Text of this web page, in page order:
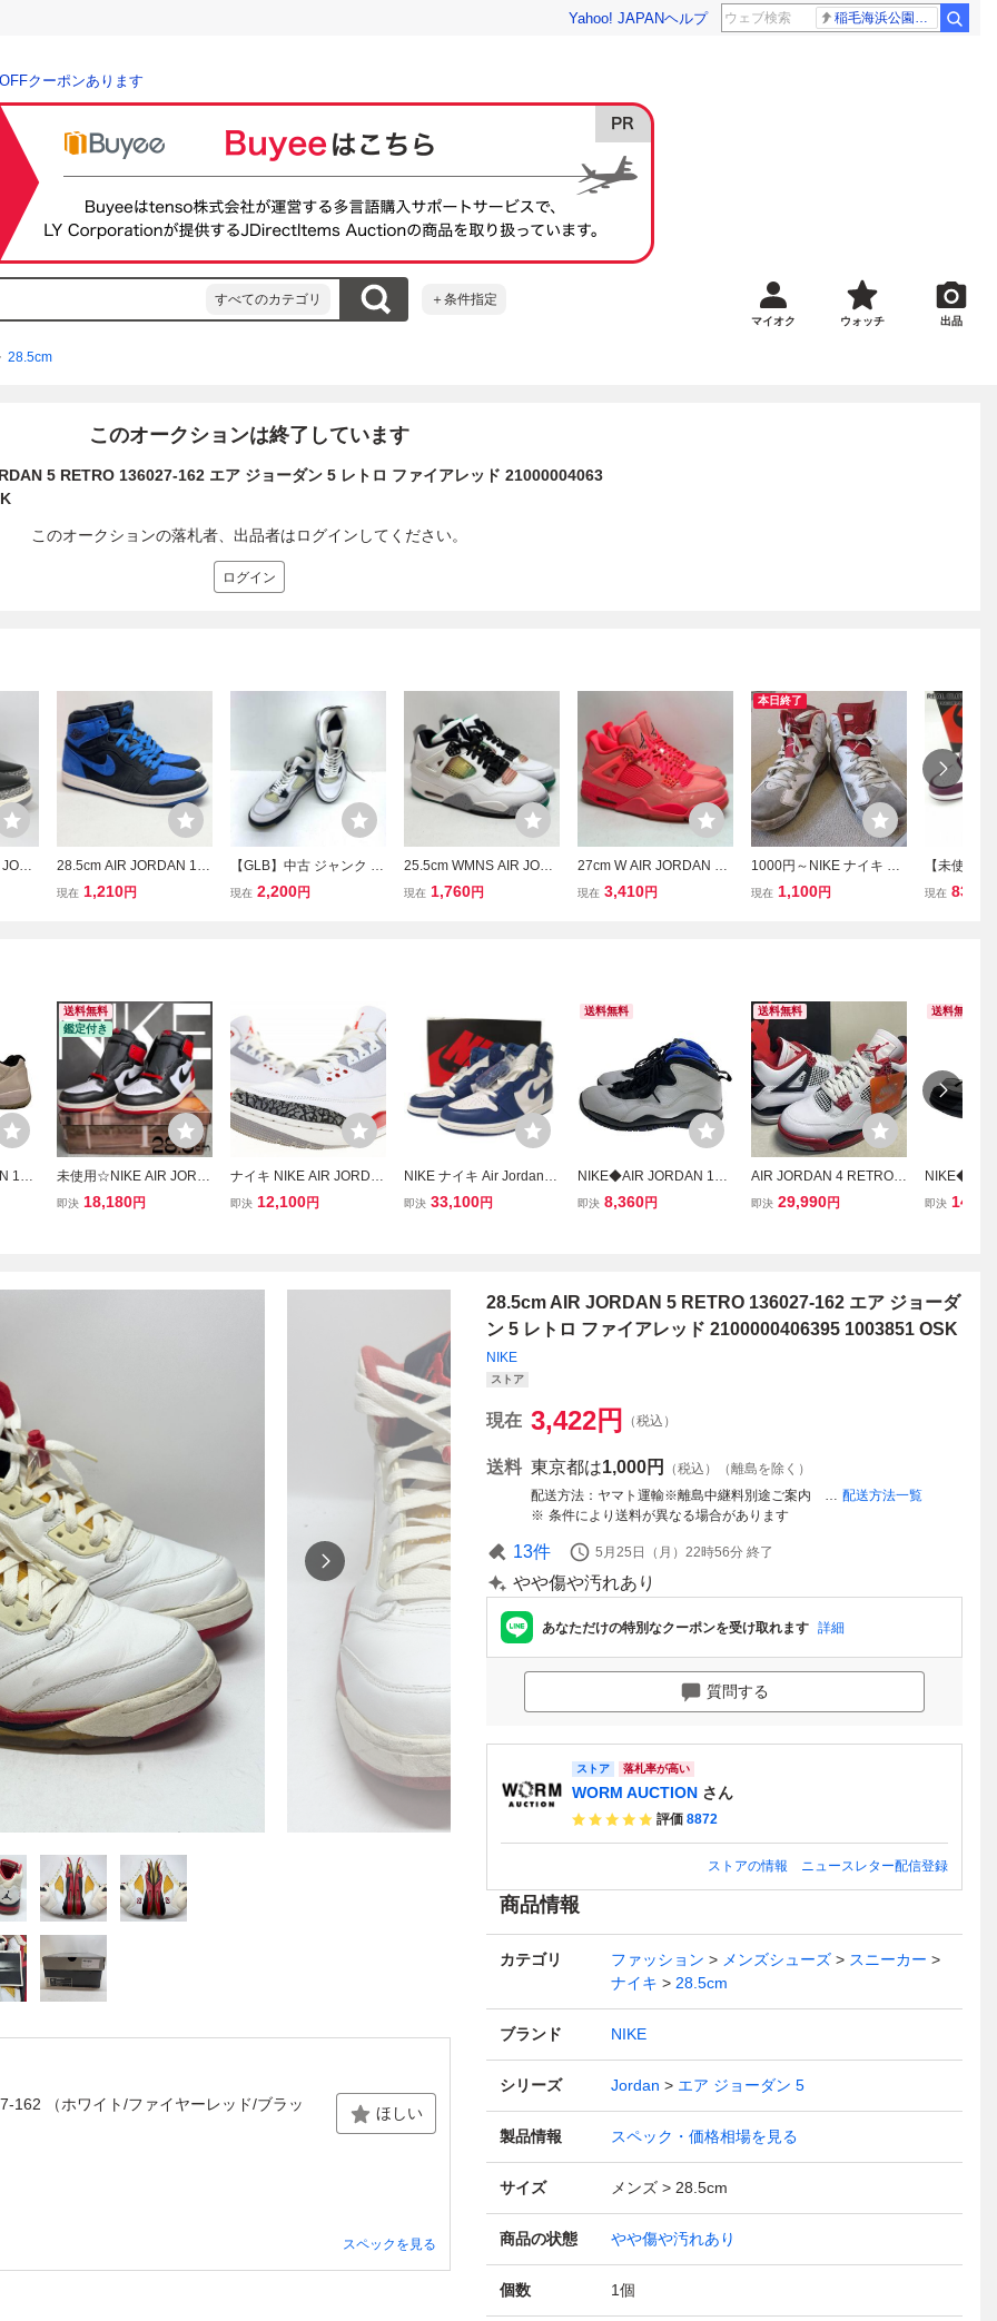
Yahoo! JAPANヘルプ 稲毛海浜公園プール
クーポンあります
すべてのカテゴリ ＋条件指定
マイオク ウォッチ 出品
28.5cm
このオークションは終了しています
5 RETRO 136027-162 エア ジョーダン 5 レトロ ファイアレッド 21000004063
このオークションの落札者、出品者はログインしてください。
ログイン
28.5cm AIR JORDAN 1 R
ETRO HIGH OG ROYAL
現在 1,210円
【GLB】中古 ジャンク 30
8497-103 Nike Air Jordan
現在 2,200円
25.5cm WMNS AIR JORD
AN 4 RETRO AQ9129-10
現在 1,760円
27cm W AIR JORDAN 4
RETRO NRG AQ9128-60
現在 3,410円
本日終了
1000円～NIKE ナイキ AI
R JORDAN 6 RETRO AL
現在 1,100円
【未使用
IR
現在 831
11
送料無料
鑑定付き
未使用☆NIKE AIR JORD
AN 1 RETRO HIGH OG 2
即決 18,180円
ナイキ NIKE AIR JORDA
N 3 RETRO OG FIRE RE
即決 12,100円
NIKE ナイキ Air Jordan 1
Retro High Storm Blue エ
即決 33,100円
送料無料
NIKE◆AIR JORDAN 10
RETRO/エアジョーダン
即決 8,360円
送料無料
AIR JORDAN 4 RETRO O
G エア ジョーダン 4 レト
即決 29,990円
送料無料
NIKE◆AIR
RETRO/エ
即決
162 （ホワイト/ファイヤーレッド/ブラッ ほしい
スペックを見る
28.5cm AIR JORDAN 5 RETRO 136027-162 エア ジョーダ
ン 5 レトロ ファイアレッド 2100000406395 1003851 OSK
NIKE
ストア
現在 3,422円 （税込）
送料 東京都は1,000円
（税込）（離島を除く）
配送方法
ヤマト運輸※離島中継料別途ご案内 WORM OSAKA 配送方法一覧
条件により送料が異なる場合があります
13件 5月25日（月）22時56分 終了
やや傷や汚れあり
あなただけの特別なクーポンを受け取れます 詳細
質問する
ストア 落札率が高い
WORM AUCTION さん
評価 8872
ストアの情報 ニュースレター配信登録
商品情報
カテゴリ ファッション メンズシューズ
スニーカー
ナイキ
28.5cm
ブランド NIKE
シリーズ Jordan エア ジョーダン 5
製品情報 スペック・価格相場を見る
サイズ メンズ 28.5cm
商品の状態 やや傷や汚れあり
個数 1個